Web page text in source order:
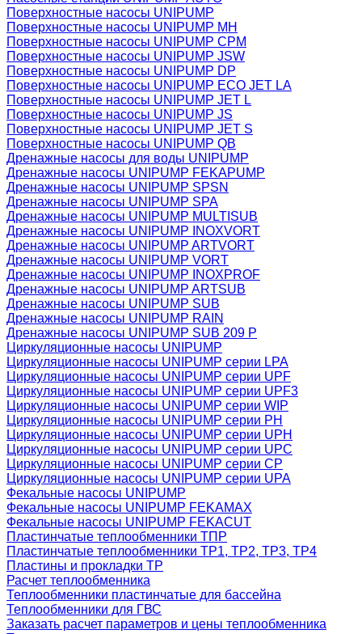
Поверхностные насосы UNIPUMP
Поверхностные насосы UNIPUMP MH
Поверхностные насосы UNIPUMP CPM
Поверхностные насосы UNIPUMP JSW
Поверхностные насосы UNIPUMP DP
Поверхностные насосы UNIPUMP ECO JET LA
Поверхностные насосы UNIPUMP JET L
Поверхностные насосы UNIPUMP JS
Поверхностные насосы UNIPUMP JET S
Поверхностные насосы UNIPUMP QB
Дренажные насосы для воды UNIPUMP
Дренажные насосы UNIPUMP FEKAPUMP
Дренажные насосы UNIPUMP SPSN
Дренажные насосы UNIPUMP SPA
Дренажные насосы UNIPUMP MULTISUB
Дренажные насосы UNIPUMP INOXVORT
Дренажные насосы UNIPUMP ARTVORT
Дренажные насосы UNIPUMP VORT
Дренажные насосы UNIPUMP INOXPROF
Дренажные насосы UNIPUMP ARTSUB
Дренажные насосы UNIPUMP SUB
Дренажные насосы UNIPUMP RAIN
Дренажные насосы UNIPUMP SUB 209 P
Циркуляционные насосы UNIPUMP
Циркуляционные насосы UNIPUMP серии LPA
Циркуляционные насосы UNIPUMP серии UPF
Циркуляционные насосы UNIPUMP серии UPF3
Циркуляционные насосы UNIPUMP серии WIP
Циркуляционные насосы UNIPUMP серии PH
Циркуляционные насосы UNIPUMP серии UPH
Циркуляционные насосы UNIPUMP серии UPC
Циркуляционные насосы UNIPUMP серии CP
Циркуляционные насосы UNIPUMP серии UPA
Фекальные насосы UNIPUMP
Фекальные насосы UNIPUMP FEKAMAX
Фекальные насосы UNIPUMP FEKACUT
Пластинчатые теплообменники ТПР
Пластинчатые теплообменники ТР1, ТР2, ТР3, ТР4
Пластины и прокладки ТР
Расчет теплообменника
Теплообменники пластинчатые для бассейна
Теплообменники для ГВС
Заказать расчет параметров и цены теплообменника